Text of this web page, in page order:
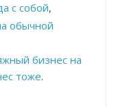
с собой,
обычной
бизнес на
тоже.